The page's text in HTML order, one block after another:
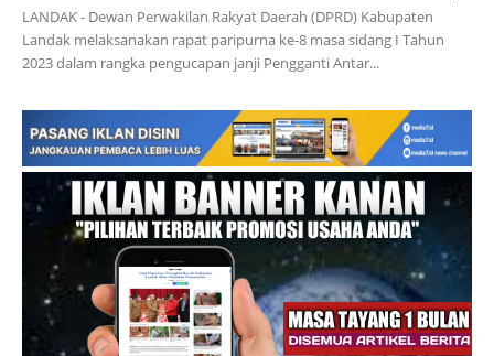
LANDAK - Dewan Perwakilan Rakyat Daerah (DPRD) Kabupaten
Landak melaksanakan rapat paripurna ke-8 masa sidang I Tahun
2023 dalam rangka pengucapan janji Pengganti Antar...